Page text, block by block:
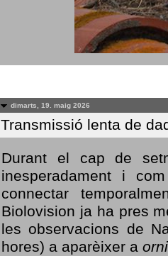
dimarts, 19. maig 2026
Transmissió lenta de
Durant el cap de
inesperadament i
connectar
Biolovision ja ha pres
les observacions de
hores) a aparèixer a